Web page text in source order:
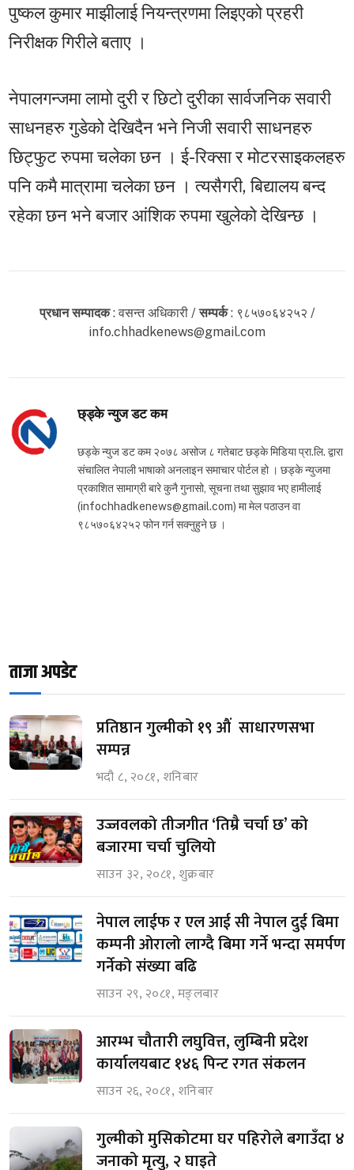
पुष्कल कुमार माझीलाई नियन्त्रणमा लिइएको प्रहरी
निरीक्षक गिरीले बताए ।
नेपालगन्जमा लामो दुरी र छिटो दुरीका सार्वजनिक सवारी
साधनहरु गुडेको देखिदैन भने निजी सवारी साधनहरु
छिट्फुट रुपमा चलेका छन । ई-रिक्सा र मोटरसाइकलहरु
पनि कमै मात्रामा चलेका छन । त्यसैगरी, बिद्यालय बन्द
रहेका छन भने बजार आंशिक रुपमा खुलेको देखिन्छ ।
प्रधान सम्पादक: वसन्त अधिकारी /सम्पर्क: ९८५७०६४२५२ /
info.chhadkenews@gmail.com
छ्ड्के न्युज डट कम
छड्के न्युज डट कम २०७८ असोज ८ गतेबाट छड्के मिडिया प्रा.लि. द्वारा
संचालित नेपाली भाषाको अनलाइन समाचार पोर्टल हो । छड्के न्युजमा
प्रकाशित सामाग्री बारे कुनै गुनासो, सूचना तथा सुझाव भए हामीलाई
(infochhadkenews@gmail.com) मा मेल पठाउन वा
९८५७०६४२५२ फोन गर्न सक्नुहुने छ ।
ताजा अपडेट
प्रतिष्ठान गुल्मीको १९ औं साधारणसभा
सम्पन्न
भदौ ८, २०८१, शनिबार
उज्जवलको तीजगीत ‘तिम्रै चर्चा छ’ को
बजारमा चर्चा चुलियो
साउन ३२, २०८१, शुक्रबार
नेपाल लाईफ र एल आई सी नेपाल दुई बिमा
कम्पनी ओरालो लाग्दै बिमा गर्ने भन्दा समर्पण
गर्नेको संख्या बढि
साउन २९, २०८१, मङ्लबार
आरम्भ चौतारी लघुवित्त, लुम्बिनी प्रदेश
कार्यालयबाट १४६ पिन्ट रगत संकलन
साउन २६, २०८१, शनिबार
गुल्मीको मुसिकोटमा घर पहिरोले बगाउँदा ४
जनाको मृत्यु, २ घाइते